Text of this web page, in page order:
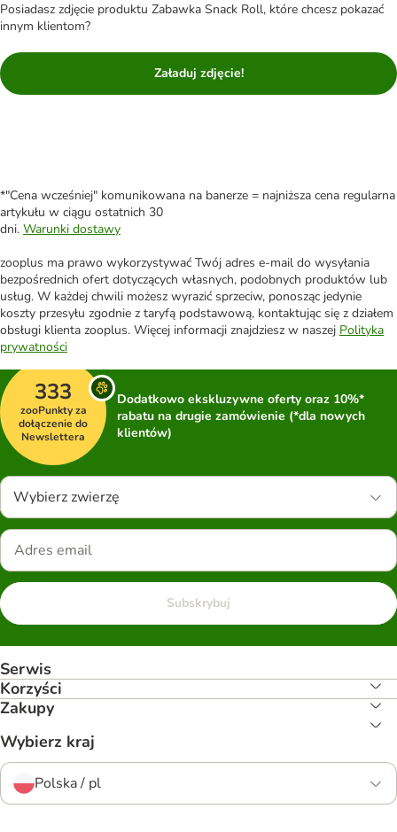
Posiadasz zdjęcie produktu Zabawka Snack Roll, które chcesz pokazać
innym klientom?
Załaduj zdjęcie!
*"Cena wcześniej" komunikowana na banerze = najniższa cena regularna
artykułu w ciągu ostatnich 30
dni. Warunki dostawy
zooplus ma prawo wykorzystywać Twój adres e-mail do wysyłania
bezpośrednich ofert dotyczących własnych, podobnych produktów lub
usług. W każdej chwili możesz wyrazić sprzeciw, ponosząc jedynie
koszty przesyłu zgodnie z taryfą podstawową, kontaktując się z działem
obsługi klienta zooplus. Więcej informacji znajdziesz w naszej Polityka
prywatności
333
zooPunkty za
dołączenie do
Newslettera
Dodatkowo ekskluzywne oferty oraz 10%*
rabatu na drugie zamówienie (*dla nowych
klientów)
Wybierz zwierzę
Subskrybuj
Serwis
Korzyści
Zakupy
Wybierz kraj
Polska / pl